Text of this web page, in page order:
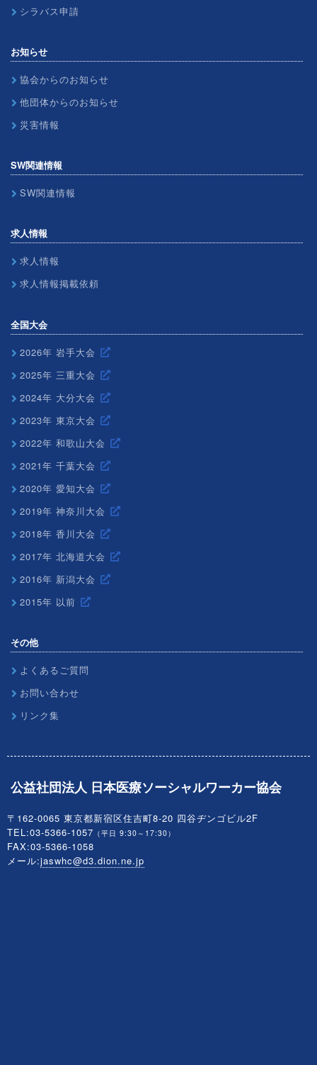
公益社団法人 日本医療ソーシャルワーカー協会
〒162-0065 東京都新宿区住吉町8-20 四谷ヂンゴビル2F
TEL:03-5366-1057 （平日 9:30～17:30）
FAX:03-5366-1058
メール:jaswhc@d3.dion.ne.jp
シラバス申請
お知らせ
協会からのお知らせ
他団体からのお知らせ
災害情報
SW関連情報
SW関連情報
求人情報
求人情報
求人情報掲載依頼
全国大会
2026年 岩手大会
2025年 三重大会
2024年 大分大会
2023年 東京大会
2022年 和歌山大会
2021年 千葉大会
2020年 愛知大会
2019年 神奈川大会
2018年 香川大会
2017年 北海道大会
2016年 新潟大会
2015年 以前
その他
よくあるご質問
お問い合わせ
リンク集